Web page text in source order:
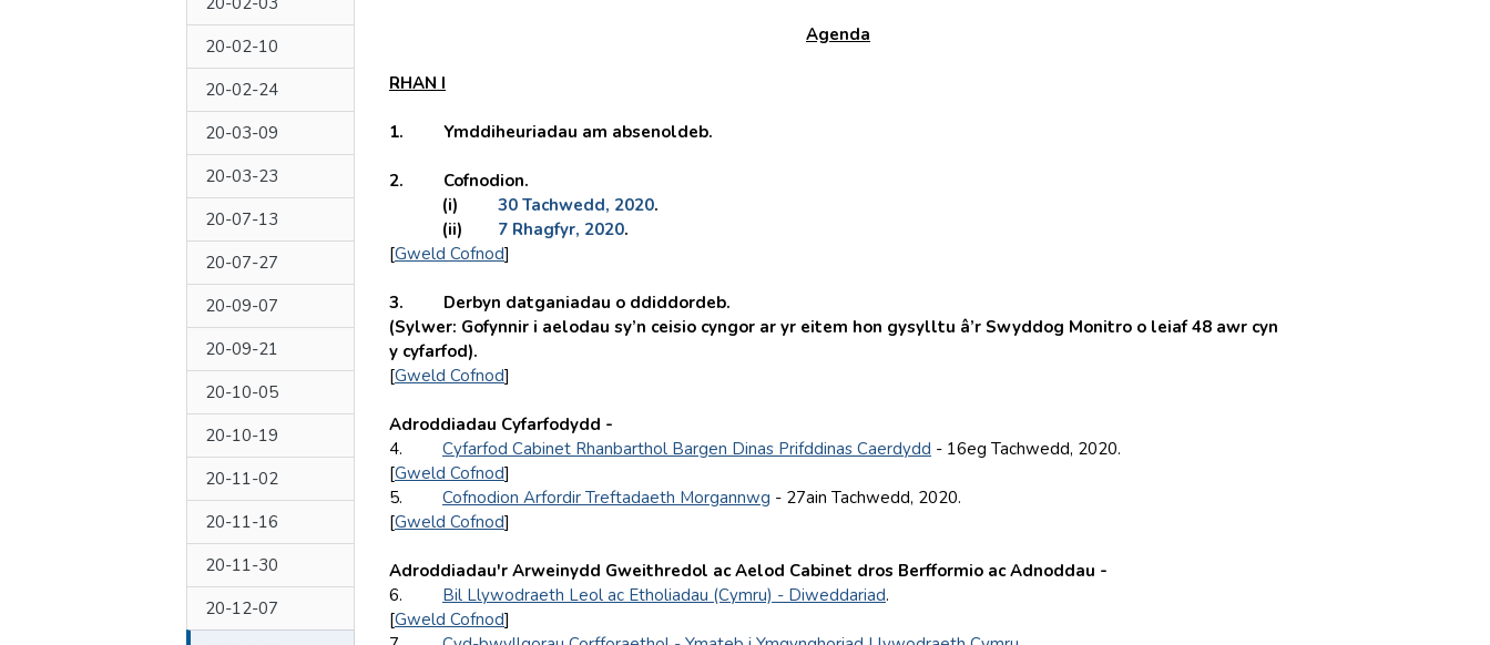
20-02-10
20-02-24
20-03-09
20-03-23
20-07-13
20-07-27
20-09-07
20-09-21
20-10-05
20-10-19
20-11-02
20-11-16
20-11-30
20-12-07
Agenda
RHAN I
1. Ymddiheuriadau am absenoldeb.
2. Cofnodion.
(i) 30 Tachwedd, 2020.
(ii) 7 Rhagfyr, 2020.
[Gweld Cofnod]
3. Derbyn datganiadau o ddiddordeb.
(Sylwer: Gofynnir i aelodau sy’n ceisio cyngor ar yr eitem hon gysylltu â’r Swyddog Monitro o leiaf 48 awr cyn
y cyfarfod).
[Gweld Cofnod]
Adroddiadau Cyfarfodydd -
4. Cyfarfod Cabinet Rhanbarthol Bargen Dinas Prifddinas Caerdydd - 16eg Tachwedd, 2020.
[Gweld Cofnod]
5. Cofnodion Arfordir Treftadaeth Morgannwg - 27ain Tachwedd, 2020.
[Gweld Cofnod]
Adroddiadau'r Arweinydd Gweithredol ac Aelod Cabinet dros Berfformio ac Adnoddau -
6. Bil Llywodraeth Leol ac Etholiadau (Cymru) - Diweddariad.
[Gweld Cofnod]